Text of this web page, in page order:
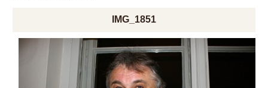
IMG_1851